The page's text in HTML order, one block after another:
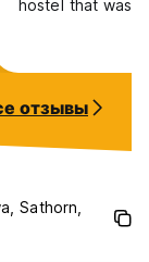
hostel that was
отзывы
Sathorn,